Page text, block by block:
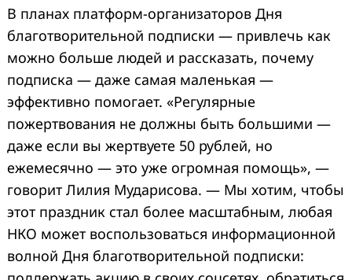
В планах платформ-организаторов Дня
благотворительной подписки — привлечь как
можно больше людей и рассказать, почему
подписка — даже самая маленькая —
эффективно помогает. «Регулярные
пожертвования не должны быть большими —
даже если вы жертвуете 50 рублей, но
ежемесячно — это уже огромная помощь», —
говорит Лилия Мударисова. — Мы хотим, чтобы
этот праздник стал более масштабным, любая
НКО может воспользоваться информационной
волной Дня благотворительной подписки: